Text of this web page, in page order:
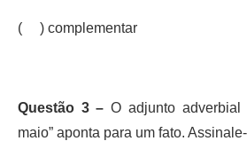
( ) complementar
Questão 3 – O adjunto
maio” aponta para um fato.